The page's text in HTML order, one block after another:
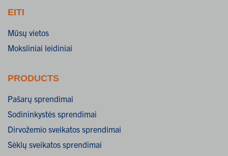
EITI
Mūsų vietos
Moksliniai leidiniai
PRODUCTS
Pašarų sprendimai
Sodininkystės sprendimai
Dirvožemio sveikatos sprendimai
Sėklų sveikatos sprendimai